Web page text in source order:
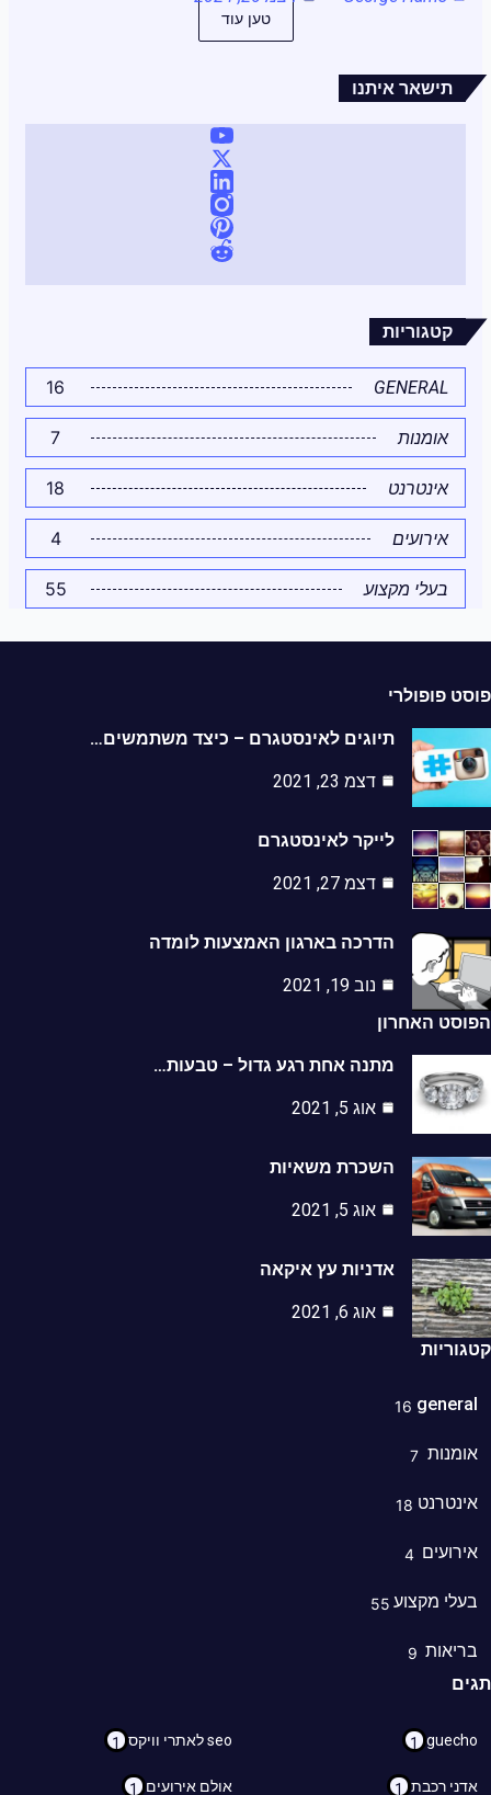
טען עוד
תישאר איתנו
קטגוריות
GENERAL
16
אומנות 7
אינטרנט 18
אירועים 4
בעלי מקצוע 55
פוסט פופולרי
תיוגים לאינסטגרם – כיצד משתמשים…
דצמ 23, 2021
לייקר לאינסטגרם
דצמ 27, 2021
הדרכה בארגון האמצעות לומדה
נוב 19, 2021
הפוסט האחרון
מתנה אחת רגע גדול – טבעות…
אוג 5, 2021
השכרת משאיות
אוג 5, 2021
אדניות עץ איקאה
אוג 6, 2021
קטגוריות
general
16
אומנות 7
אינטרנט 18
אירועים 4
בעלי מקצוע 55
בריאות 9
תגים
guecho
1 seo לאתרי וויקס 1
אדני רכבת 1 אולם אירועים 1